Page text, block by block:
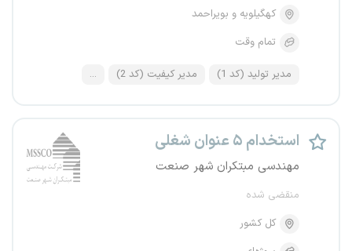
کهگیلویه و بویراحمد
تمام وقت
مدیر تولید (کد 1) مدیر کیفیت (کد 2) ...
استخدام ۵ عنوان شغلی
مهندسی مبتکران شهر صنعت
منقضی شده
کل کشور